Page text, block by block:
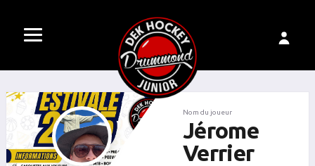
Nom du joueur
Jérome
Verrier